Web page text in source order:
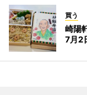
買う
崎陽
7月2